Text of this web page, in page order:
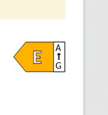
A
G
E